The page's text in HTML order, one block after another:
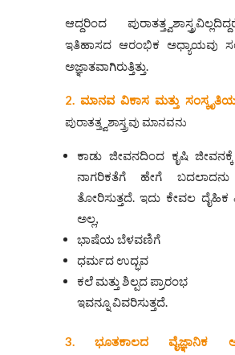
ಆದ್ದರಿಂದ
ಇತಿಹಾಸದ ಆರಂಭಿಕ ಅಧ್ಯಾಯವು
ಅಜ್ಞಾತವಾಗಿರುತ್ತಿತ್ತು.
2. ಮಾನವ ವಿಕಾಸ ಮತ್ತು
ಪುರಾತತ್ತ್ವಶಾಸ್ತ್ರವು ಮಾನವನು
ಕಾಡು ಜೀವನದಿಂದ ಕೃಷಿ
ನಾಗರಿಕತೆಗೆ ಹೇಗೆ ಬದಲಾದನು
ತೋರಿಸುತ್ತದೆ. ಇದು ಕೇವಲ ದೈಹಿಕ
ಅಲ್ಲ,
ಭಾಷೆಯ ಬೆಳವಣಿಗೆ
ಧರ್ಮದ ಉದ್ಭವ
ಕಲೆ ಮತ್ತು ಶಿಲ್ಪದ ಪ್ರಾರಂಭ
ಇವನ್ನೂ ವಿವರಿಸುತ್ತದೆ.
3. ಭೂತಕಾಲದ ವೈಜ್ಞಾನಿಕ